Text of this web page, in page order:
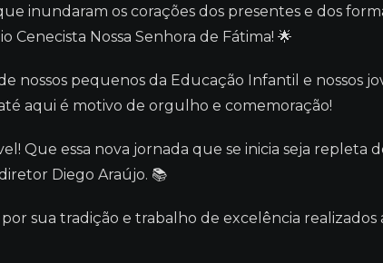
inundaram os corações dos presentes e dos
Nossa Senhora de Fátima! 🌟
nossos pequenos da Educação Infantil e nossos
aqui é motivo de orgulho e comemoração!
Que essa nova jornada que se inicia seja repleta
Diego Araújo. 📚
sua tradição e trabalho de excelência realizados